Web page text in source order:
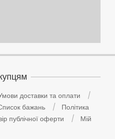
доставки та оплати
бажань
Політика
публічної оферти
Мій